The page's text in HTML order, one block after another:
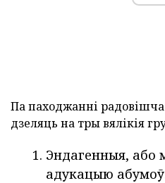
Па паходжанні
дзеляць на тры вялікія
Эндагенныя, або
адукацыю